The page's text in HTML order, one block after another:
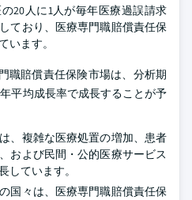
20人に1人が毎年医療過誤請求
ており、医療専門職賠償責任保
います。
職賠償責任保険市場は、分析期
平均成長率で成長することが予
、複雑な医療処置の増加、患者
および民間・公的医療サービス
しています。
国々は、医療専門職賠償責任保